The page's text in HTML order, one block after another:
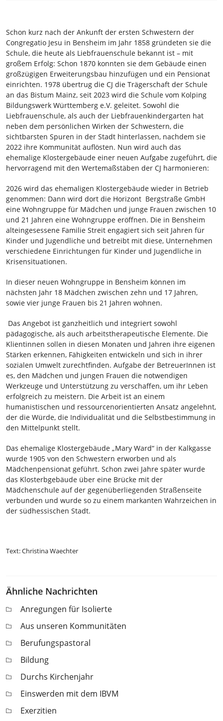
Schon kurz nach der Ankunft der ersten Schwestern der
Congregatio Jesu in Bensheim im Jahr 1858 gründeten sie die
Schule, die heute als Liebfrauenschule bekannt ist – mit
großem Erfolg: Schon 1870 konnten sie dem Gebäude einen
großzügigen Erweiterungsbau hinzufügen und ein Pensionat
einrichten. 1978 übertrug die CJ die Trägerschaft der Schule
an das Bistum Mainz, seit 2023 wird die Schule vom Kolping
Bildungswerk Württemberg e.V. geleitet. Sowohl die
Liebfrauenschule, als auch der Liebfrauenkindergarten hat
neben dem persönlichen Wirken der Schwestern, die
sichtbarsten Spuren in der Stadt hinterlassen, nachdem sie
2022 ihre Kommunität auflösten. Nun wird auch das
ehemalige Klostergebäude einer neuen Aufgabe zugeführt, die
hervorragend mit den Wertemaßstäben der CJ harmonieren:
2026 wird das ehemaligen Klostergebäude wieder in Betrieb
genommen: Dann wird dort die Horizont Bergstraße GmbH
eine Wohngruppe für Mädchen und junge Frauen zwischen 10
und 21 Jahren eine Wohngruppe eröffnen. Die in Bensheim
alteingesessene Familie Streit engagiert sich seit Jahren für
Kinder und Jugendliche und betreibt mit diese, Unternehmen
verschiedene Einrichtungen für Kinder und Jugendliche in
Krisensituationen.
In dieser neuen Wohngruppe in Bensheim können im
nächsten Jahr 18 Mädchen zwischen zehn und 17 Jahren,
sowie vier junge Frauen bis 21 Jahren wohnen.
Das Angebot ist ganzheitlich und integriert sowohl
pädagogische, als auch arbeitstherapeutische Elemente. Die
Klientinnen sollen in diesen Monaten und Jahren ihre eigenen
Stärken erkennen, Fähigkeiten entwickeln und sich in ihrer
sozialen Umwelt zurechtfinden. Aufgabe der BetreuerInnen ist
es, den Mädchen und jungen Frauen die notwendigen
Werkzeuge und Unterstützung zu verschaffen, um ihr Leben
erfolgreich zu meistern. Die Arbeit ist an einem
humanistischen und ressourcenorientierten Ansatz angelehnt,
der die Würde, die Individualität und die Selbstbestimmung in
den Mittelpunkt stellt.
Das ehemalige Klostergebäude „Mary Ward“ in der Kalkgasse
wurde 1905 von den Schwestern erworben und als
Mädchenpensionat geführt. Schon zwei Jahre später wurde
das Klosterbgebäude über eine Brücke mit der
Mädchenschule auf der gegenüberliegenden Straßenseite
verbunden und wurde so zu einem markanten Wahrzeichen in
der südhessischen Stadt.
Text: Christina Waechter
Ähnliche Nachrichten
Anregungen für Isolierte
Aus unseren Kommunitäten
Berufungspastoral
Bildung
Durchs Kirchenjahr
Einswerden mit dem IBVM
Exerzitien